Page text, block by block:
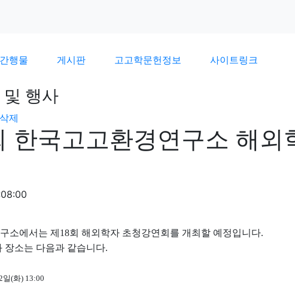
행물 게시판 고고학문헌정보 사이트링크
행사
삭제
한국고고환경연구소 해외
소에서는 제18회 해외학자 초청강연회를 개최할 예정입니다.
장소는 다음과 같습니다.
일(화) 13:00